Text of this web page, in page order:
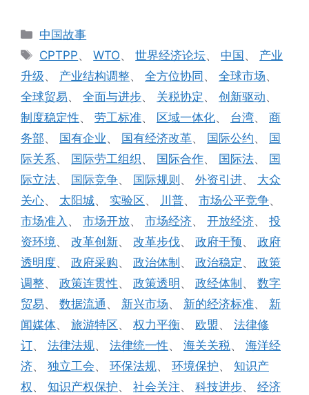
分
类
中国故事
标
签
CPTPP、WTO、世界经济论坛、 中国 、 产业
升级、 产业结构调整、 全方位协同 、 全球市场、
全球贸易、 全面与进步、 关税协定 、 创新驱动、
制度稳定性、 劳工标准、 区域一体化、 台湾、 商
务部、 国有企业、 国有经济改革、 国际公约、 国
际关系、 国际劳工组织、 国际合作、 国际法、 国
际立法、 国际竞争、 国际规则 、 外资引进、 大众
关心、 太阳城、 实验区、 川普、 市场公平竞争、
市场准入 、 市场开放、 市场经济、 开放经济、 投
资环境、 改革创新、 改革步伐、 政府干预、 政府
透明度、 政府采购、 政治体制 、 政治稳定 、 政策
调整、 政策连贯性、 政策透明 、 政经体制 、 数字
贸易、 数据流通 、 新兴市场、 新的经济标准、 新
闻媒体、 旅游特区、 权力平衡、 欧盟 、 法律修
订、 法律法规、 法律统一性、 海关关税、 海洋经
济、 独立工会、 环保法规、 环境保护、 知识产
权 、 知识产权保护、 社会关注、 科技进步、 经济